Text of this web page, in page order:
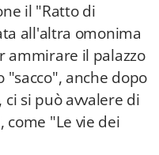
il "Ratto di
all'altra omonima
ammirare il palazzo
"sacco", anche dopo
si può avvalere di
come "Le vie dei